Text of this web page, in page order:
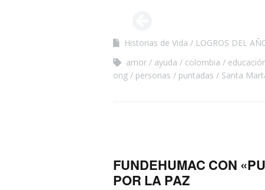
Historias de Vida LOGROS DEL
amor
ayuda colombia
ong
personas puntadas Santa
FUNDEHUMAC CON
POR LA PAZ